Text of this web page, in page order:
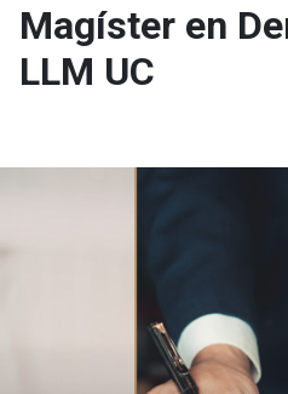
Magíster en
LLM UC